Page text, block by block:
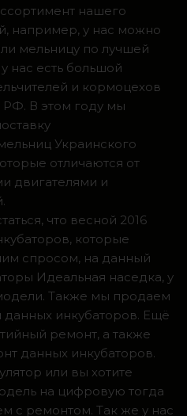
нашего
например, у нас можно
мельницу по лучшей
нас есть большой
и кормоцехов
РФ. В этом году мы
Украинского
отличаются от
двигателями и
что весной 2016
которые
спросом, на данный
Идеальная наседка, у
Также мы продаем
инкубаторов. Ещё
ремонт, а также
данных инкубаторов.
или вы хотите
на цифровую тогда
с ремонтом. Так же у нас